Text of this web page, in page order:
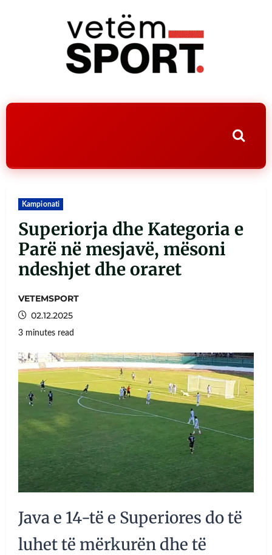
Kampionati
Superiorja dhe Kategoria e
Parë në mesjavë, mësoni
ndeshjet dhe oraret
VETEMSPORT
02.12.2025
3 minutes read
Java e 14-të e Superiores do të
luhet të mërkurën dhe të